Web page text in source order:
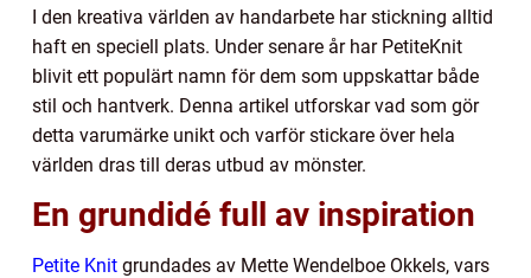
I den kreativa världen av handarbete har stickning alltid
haft en speciell plats. Under senare år har PetiteKnit
blivit ett populärt namn för dem som uppskattar både
stil och hantverk. Denna artikel utforskar vad som gör
detta varumärke unikt och varför stickare över hela
världen dras till deras utbud av mönster.
En grundidé full av inspiration
Petite Knit grundades av Mette Wendelboe Okkels, vars